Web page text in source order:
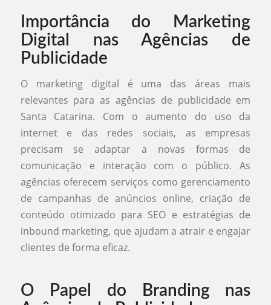
Importância do Marketing
Digital nas Agências de
Publicidade
O marketing digital é uma das áreas mais
relevantes para as agências de publicidade em
Santa Catarina. Com o aumento do uso da
internet e das redes sociais, as empresas
precisam se adaptar a novas formas de
comunicação e interação com o público. As
agências oferecem serviços como gerenciamento
de campanhas de anúncios online, criação de
conteúdo otimizado para SEO e estratégias de
inbound marketing, que ajudam a atrair e engajar
clientes de forma eficaz.
O Papel do Branding nas